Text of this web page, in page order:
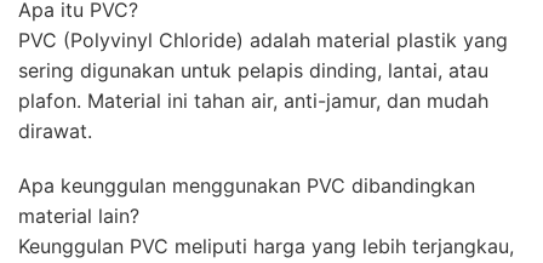
Apa itu PVC?
PVC (Polyvinyl Chloride) adalah material plastik yang
sering digunakan untuk pelapis dinding, lantai, atau
plafon. Material ini tahan air, anti-jamur, dan mudah
dirawat.
Apa keunggulan menggunakan PVC dibandingkan
material lain?
Keunggulan PVC meliputi harga yang lebih terjangkau,